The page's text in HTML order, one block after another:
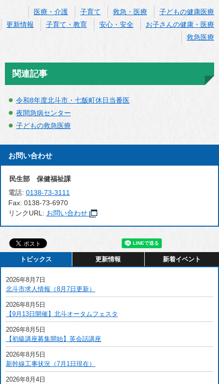
医療・介護 子育て 救急・医療
子どもの健康医療
更新情報
子育て・教育 安心・安全
お子さんの健康・医療
救急医療
関連記事
令和8年度北斗市・七飯町休日当番医
夜間急病センター
子どもの救急医療
お問い合わせ
民生部 保健福祉課
電話: 0138-73-3111
Fax: 0138-73-6970
リンクURL: お問い合わせ
トピックス 更新情報 新着イベント
2026年8月7日
北斗市求人情報（8月7日更新）
2026年8月5日
【9月13日開催】北斗オータムフェスタ
2026年8月5日
【初級講座募集開始】英会話講座
2026年8月5日
新幹線工事状況（7月1日現在）
2026年8月4日